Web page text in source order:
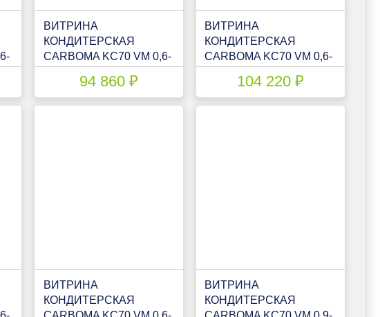
ВИТРИНА
КОНДИТЕРСКАЯ
CARBOMA KC70 VM 0,6-
СUBE ТЕХНО)
94 860 ₽
ВИТРИНА
КОНДИТЕРСКАЯ
CARBOMA KC70 VM 0,6-
ПАТТЕРН(П0000007144.1342)
104 220 ₽
ВИТРИНА
КОНДИТЕРСКАЯ
ВИТРИНА
КОНДИТЕРСКАЯ